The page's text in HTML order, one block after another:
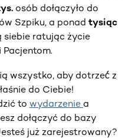
osób dołączyło do
Szpiku, a ponad tysiąc
siebie ratując życie
wszystko, aby dotrzeć́ z
do Ciebie!
to wydarzenie a
dołączyć do bazy
już zarejestrowany?